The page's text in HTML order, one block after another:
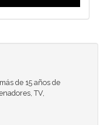
de 15 años de
TV,